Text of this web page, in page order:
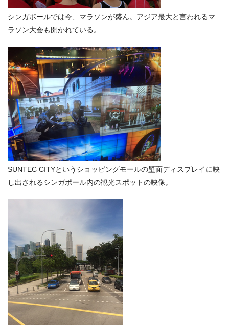
シンガポールでは今、マラソンが盛ん。アジア最大と言われるマ
ラソン大会も開かれている。
SUNTEC CITYというショッピングモールの壁面ディスプレイに映
し出されるシンガポール内の観光スポットの映像。